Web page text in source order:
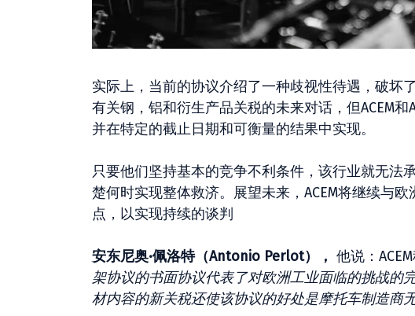
实际上，当前的协议介绍了一种歧视性待遇，破坏
有关钢，铝和衍生产品关税的未来对话，但ACEM
并在特定的截止日期和可衡量的结果中实现。
只要他们坚持基本的竞争不利条件，该行业就无法
楚何时实现整体救济。展望未来，ACEM将继续与
点，以实现持续的谈判
安东尼奥·佩洛特（Antonio Perlot）， 他说：
架协议的书面协议代表了对欧洲工业面临的挑战的
材内容的新关税还使该协议的好处是摩托车制造商